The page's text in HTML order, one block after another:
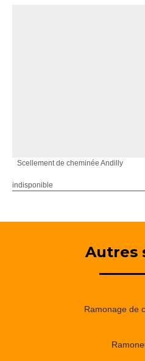
Scellement de cheminée Andilly
indisponible
Autres
Ramonage de